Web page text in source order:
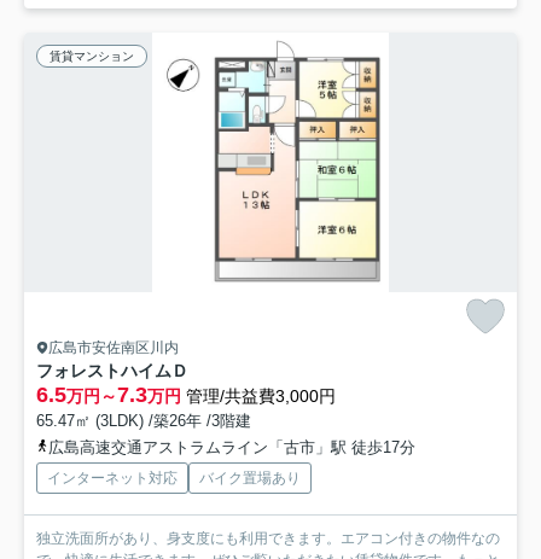
賃貸マンション
広島市安佐南区川内
フォレストハイムＤ
6.5万円～7.3万円 管理/共益費3,000円
65.47㎡ (3LDK) /築26年 /3階建
広島高速交通アストラムライン「古市」駅 徒歩17分
インターネット対応 バイク置場あり
独立洗面所があり、身支度にも利用できます。エアコン付きの物件なの